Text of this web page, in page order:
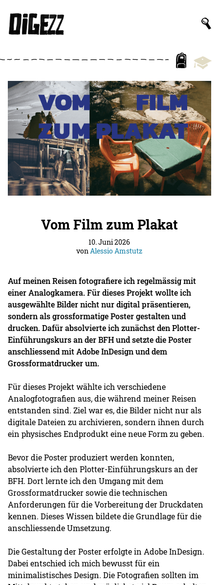
Vom Film zum Plakat
10. Juni 2026
vonAlessio Amstutz
Auf meinen Reisen fotografiere ich regelmässig mit
einer Analogkamera. Für dieses Projekt wollte ich
ausgewählte Bilder nicht nur digital präsentieren,
sondern als grossformatige Poster gestalten und
drucken. Dafür absolvierte ich zunächst den Plotter-
Einführungskurs an der BFH und setzte die Poster
anschliessend mit Adobe InDesign und dem
Grossformatdrucker um.
Für dieses Projekt wählte ich verschiedene
Analogfotografien aus, die während meiner Reisen
entstanden sind. Ziel war es, die Bilder nicht nur als
digitale Dateien zu archivieren, sondern ihnen durch
ein physisches Endprodukt eine neue Form zu geben.
Bevor die Poster produziert werden konnten,
absolvierte ich den Plotter-Einführungskurs an der
BFH. Dort lernte ich den Umgang mit dem
Grossformatdrucker sowie die technischen
Anforderungen für die Vorbereitung der Druckdaten
kennen. Dieses Wissen bildete die Grundlage für die
anschliessende Umsetzung.
Die Gestaltung der Poster erfolgte in Adobe InDesign.
Dabei entschied ich mich bewusst für ein
minimalistisches Design. Die Fotografien sollten im